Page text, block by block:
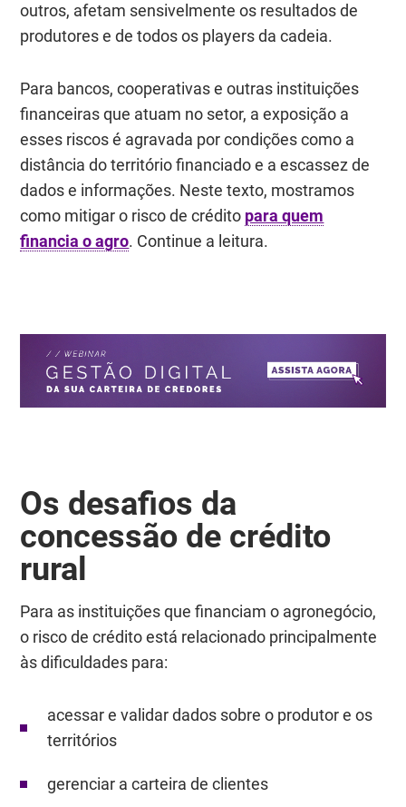
outros, afetam sensivelmente os resultados de
produtores e de todos os players da cadeia.
Para bancos, cooperativas e outras instituições
financeiras que atuam no setor, a exposição a
esses riscos é agravada por condições como a
distância do território financiado e a escassez de
dados e informações. Neste texto, mostramos
como mitigar o risco de crédito para quem
financia o agro. Continue a leitura.
Os desafios da
concessão de crédito
rural
Para as instituições que financiam o agronegócio,
o risco de crédito está relacionado principalmente
às dificuldades para:
acessar e validar dados sobre o produtor e os
territórios
gerenciar a carteira de clientes